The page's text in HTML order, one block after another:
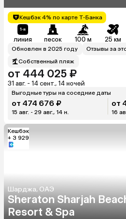
Кешбэк 4% по карте Т-Банка
линия песок 100 м 25 км
Обновлен в 2025 году
Отзывы за
Собственный пляж
от 444 025 ₽
31 авг. - 14 сент., 14 ночей
Выгодные туры на соседние даты
от 474 676 ₽
15 авг. - 29 авг., 14 н.
от
16
Кешбэк
+ 3 929
Шарджа, ОАЭ
Sheraton Sharjah
Resort & Spa